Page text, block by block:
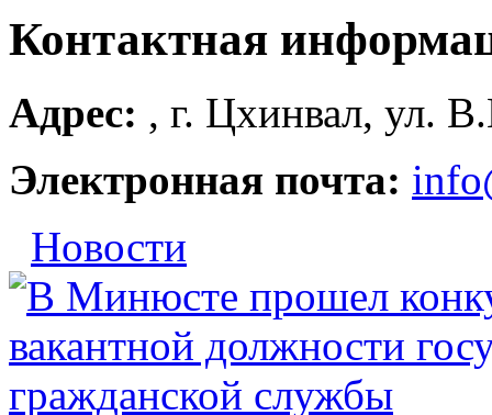
Контактная
Адрес: , г. Цхинвал, ул.
Электронная почта:
Новости